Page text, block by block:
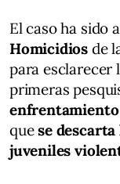
El caso ha sido
Homicidios de
para esclarecer
primeras
quese
juveniles